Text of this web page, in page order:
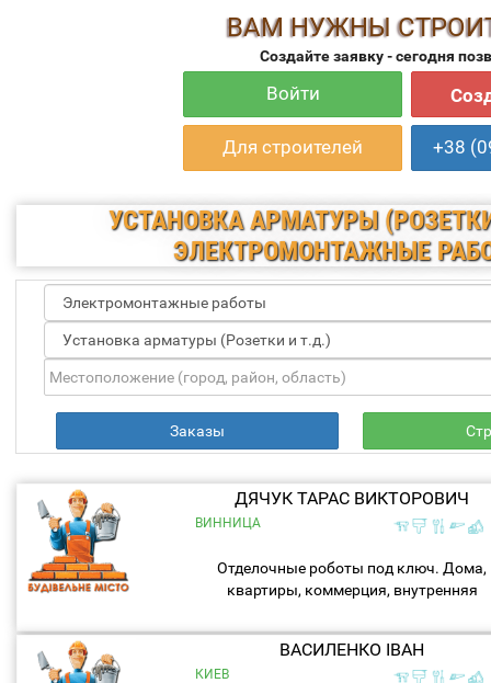
ВАМ НУЖНЫ
Создайте заявку - сегодня
Войти
Для строителей +38
УСТАНОВКА АРМАТУРЫ
ЭЛЕКТРОМОНТАЖНЫЕ
Заказы
ДЯЧУК ТАРАС ВИКТОРОВИЧ
ВИННИЦА
Отделочные роботы под ключ. Дома,
квартиры, коммерция, внутренняя
Шпатлёвка(малярные роботы).
ГКЛ конструкций, стены, потолок,...
ВАСИЛЕНКО ІВАН
КИЕВ